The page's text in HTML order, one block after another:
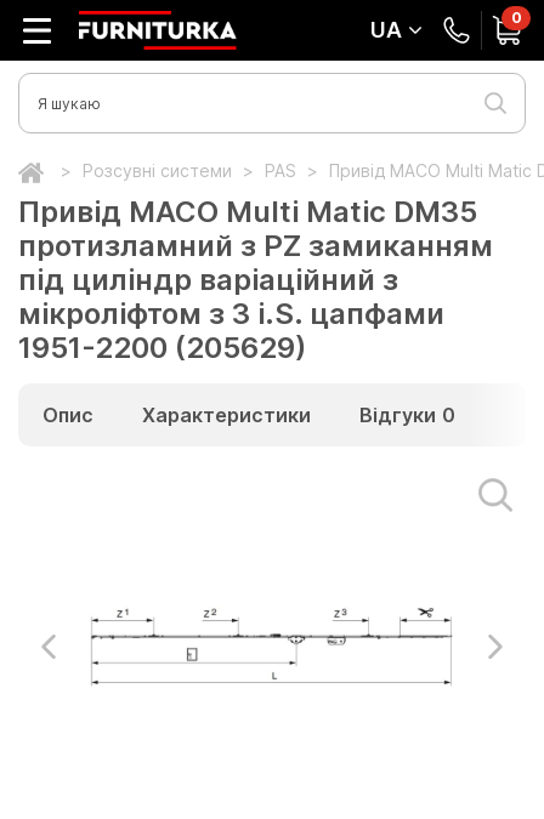
UA 0
Розсувні системи PAS Привід МАСО Multi Matic
Привід МАСО Multi Matic DM35
протизламний з PZ замиканням
під циліндр варіаційний з
мікроліфтом з 3 i.S. цапфами
1951-2200 (205629)
Опис Характеристики Відгуки 0